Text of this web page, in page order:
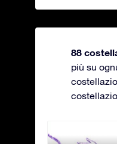
88
più su
Andromeda